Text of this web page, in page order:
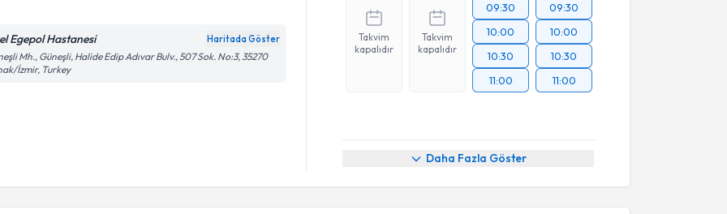
Egepol Hastanesi Haritada Göster
Mh., Güneşli, Halide Edip Adıvar Bulv., 507 Sok. No:3, 35270
İzmir, Turkey
Takvim
kapalıdır
Takvim
kapalıdır
09:30
10:00
10:30
11:00
09:30
10:00
10:30
11:00
Daha Fazla Göster